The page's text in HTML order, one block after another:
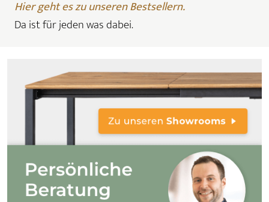
Hier geht es zu unseren Bestsellern.
Da ist für jeden was dabei.